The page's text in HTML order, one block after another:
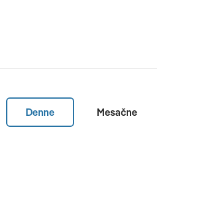
Denne Mesačne